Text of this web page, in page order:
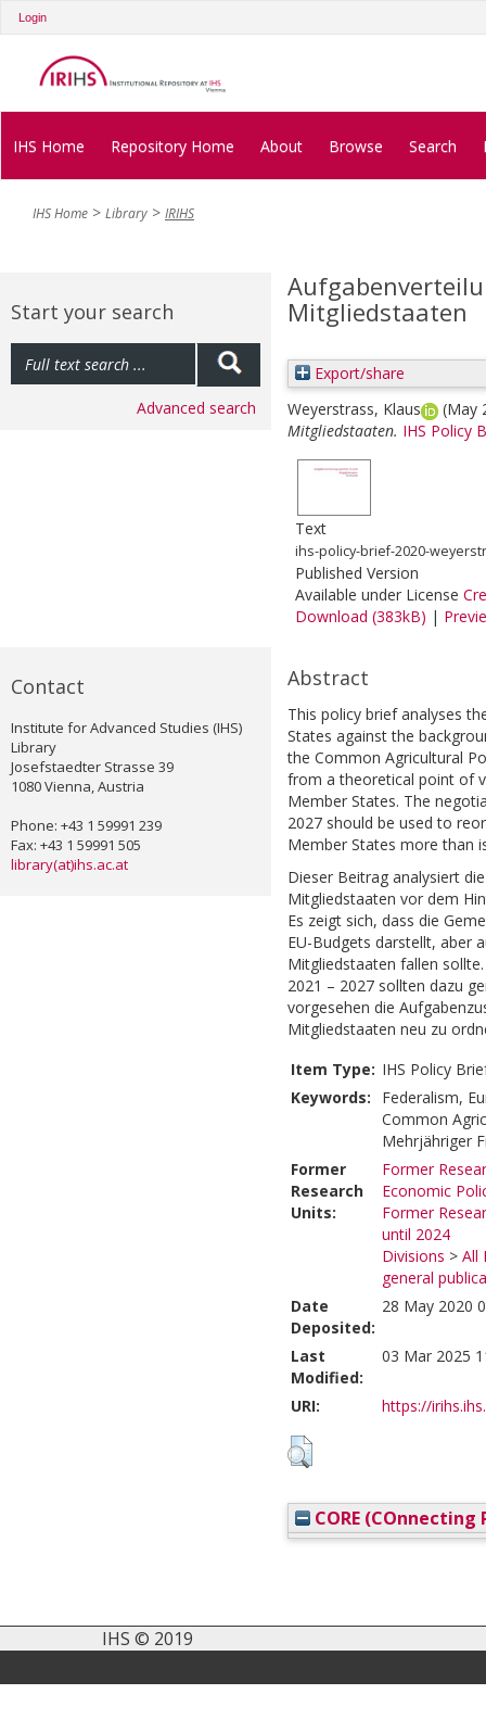
Login
IHS Home Repository Home About Browse Search
IHS Home Library IRIHS
Start your search
Advanced search
Contact
Institute for Advanced Studies (IHS)
Library
Josefstaedter Strasse 39
1080 Vienna, Austria
Phone: +43 1 59991 239
Fax: +43 1 59991 505
library(at)ihs.ac.at
Mitgliedstaaten
Export/share
Weyerstrass, Klaus
(May
Mitgliedstaaten. IHS Policy
Text
ihs-policy-brief-2020-
Published Version
Available under License
Download (383kB) |
Abstract
This policy brief analyses
States against the
the Common Agricultural
from a theoretical point of
Member States. The
2027 should be used to
Member States more than
Dieser Beitrag analysiert
Mitgliedstaaten vor dem
Es zeigt sich, dass die
EU-Budgets darstellt, aber
Mitgliedstaaten fallen
2021 – 2027 sollten dazu
vorgesehen die
Mitgliedstaaten neu zu
Item Type: IHS Policy
Keywords:
Federalism,
Common
Mehrjähriger
Former
Research
Units:
Former
Economic
Former
until 2024
Divisions > All
general
Date
Deposited:
28 May 2020
Last
Modified:
03 Mar 2025
URI: https://
CORE (COnnecting
IHS © 2019